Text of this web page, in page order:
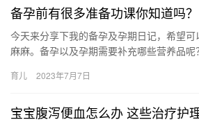
备孕前有很多准备功课你知道吗？
今天来分享下我的备孕及孕期日记，希望
麻麻。备孕以及孕期需要补充哪些营养品
期…
育儿 2023年7月7日
宝宝腹泻便血怎么办 这些治疗护